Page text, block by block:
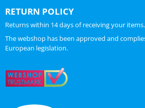
RETURN POLICY
Returns within 14 days of receiving your items.
The webshop has been approved and
European legislation.